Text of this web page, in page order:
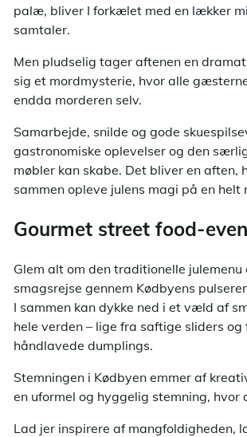
palæ, bliver I forkælet med en lækker
samtaler.
Men pludselig tager aftenen en
sig et mordmysterie, hvor alle
endda morderen selv.
Samarbejde, snilde og gode
gastronomiske oplevelser og den
møbler kan skabe. Det bliver en
sammen opleve julens magi på en helt
Gourmet street food-
Glem alt om den traditionelle
smagsrejse gennem Kødbyens
I sammen kan dykke ned i et væld af
hele verden – lige fra saftige sliders
håndlavede dumplings.
Stemningen i Kødbyen emmer af
en uformel og hyggelig stemning, hvor
Lad jer inspirere af mangfoldigheden,